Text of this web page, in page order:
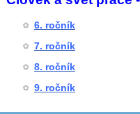
6. ročník
7. ročník
8. ročník
9. ročník